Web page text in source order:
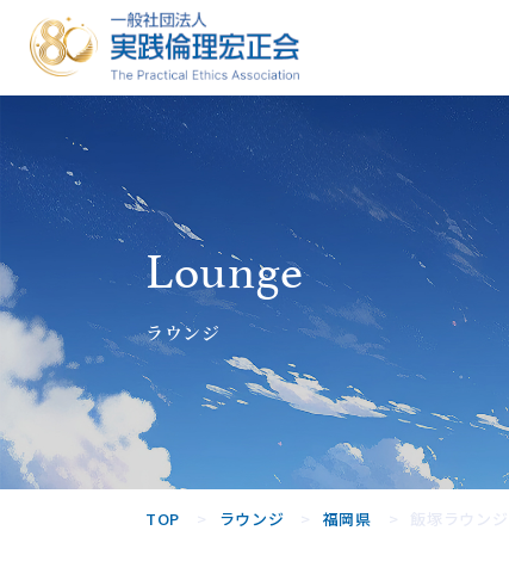
一般社団法人
実践倫理宏正
会
Lounge
ラウンジ
TOP ラウンジ 福岡県 飯塚ラウンジ